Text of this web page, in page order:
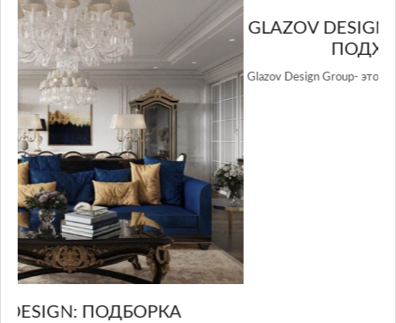
GLAZOV DESIGN GROUP – УНИКАЛЬНЫЙ